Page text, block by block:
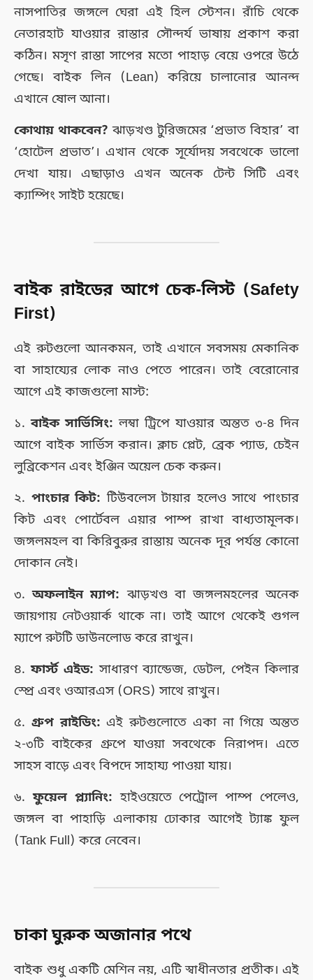
নাসপাতির জঙ্গলে ঘেরা এই হিল স্টেশন। রাঁচি থেকে
নেতারহাট যাওয়ার রাস্তার সৌন্দর্য ভাষায় প্রকাশ করা
কঠিন। মসৃণ রাস্তা সাপের মতো পাহাড় বেয়ে ওপরে উঠে
গেছে। বাইক লিন (Lean) করিয়ে চালানোর আনন্দ
এখানে ষোল আনা।
কোথায় থাকবেন? ঝাড়খণ্ড টুরিজমের ‘প্রভাত বিহার’ বা
‘হোটেল প্রভাত’। এখান থেকে সূর্যোদয় সবথেকে ভালো
দেখা যায়। এছাড়াও এখন অনেক টেন্ট সিটি এবং
ক্যাম্পিং সাইট হয়েছে।
বাইক রাইডের আগে চেক-লিস্ট (Safety
First)
এই রুটগুলো আনকমন, তাই এখানে সবসময় মেকানিক
বা সাহায্যের লোক নাও পেতে পারেন। তাই বেরোনোর
আগে এই কাজগুলো মাস্ট:
১.বাইক সার্ভিসিং: লম্বা ট্রিপে যাওয়ার অন্তত ৩-৪ দিন
আগে বাইক সার্ভিস করান। ক্লাচ প্লেট, ব্রেক প্যাড, চেইন
লুব্রিকেশন এবং ইঞ্জিন অয়েল চেক করুন।
২. পাংচার কিট: টিউবলেস টায়ার হলেও সাথে পাংচার
কিট এবং পোর্টেবল এয়ার পাম্প রাখা বাধ্যতামূলক।
জঙ্গলমহল বা কিরিবুরুর রাস্তায় অনেক দূর পর্যন্ত কোনো
দোকান নেই।
৩.অফলাইন ম্যাপ: ঝাড়খণ্ড বা জঙ্গলমহলের অনেক
জায়গায় নেটওয়ার্ক থাকে না। তাই আগে থেকেই গুগল
ম্যাপে রুটটি ডাউনলোড করে রাখুন।
৪.ফার্স্ট এইড: সাধারণ ব্যান্ডেজ, ডেটল, পেইন কিলার
স্প্রে এবং ওআরএস (ORS) সাথে রাখুন।
৫. গ্রুপ রাইডিং: এই রুটগুলোতে একা না গিয়ে অন্তত
২-৩টি বাইকের গ্রুপে যাওয়া সবথেকে নিরাপদ। এতে
সাহস বাড়ে এবং বিপদে সাহায্য পাওয়া যায়।
৬.ফুয়েল প্ল্যানিং: হাইওয়েতে পেট্রোল পাম্প পেলেও,
জঙ্গল বা পাহাড়ি এলাকায় ঢোকার আগেই ট্যাঙ্ক ফুল
(Tank Full) করে নেবেন।
চাকা ঘুরুক অজানার পথে
বাইক শুধু একটি মেশিন নয়, এটি স্বাধীনতার প্রতীক। এই